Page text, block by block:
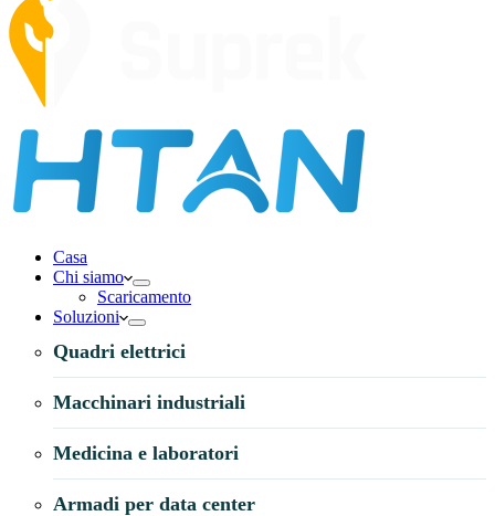
Casa
Chi siamo
Scaricamento
Soluzioni
Quadri elettrici
Macchinari industriali
Medicina e laboratori
Armadi per data center